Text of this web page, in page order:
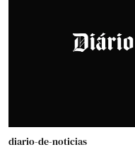
diario-de-noticias